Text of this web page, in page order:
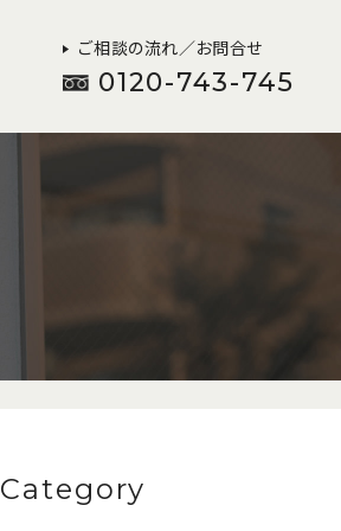
ご相談の流れ／お問合せ
0120-743-745
Category